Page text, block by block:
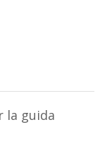
la guida